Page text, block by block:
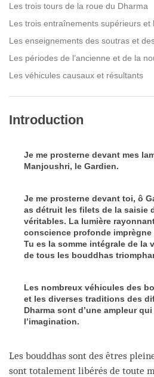
Les trois tours de la roue du Dharma
Les trois entraînements supérieurs et
Les enseignements des soutras et
Les périodes de l’ancienne et de la
Les véhicules causaux et résultants
Introduction
Je me prosterne devant mes
Manjoushri, le Gardien.
Je me prosterne devant toi, ô
as détruit les filets de la saisie
véritables. La lumière
conscience profonde imprègne
Tu es la somme intégrale de la
de tous les bouddhas
Les nombreux véhicules des
et les diverses traditions des
Dharma sont d’une ampleur
l’imagination.
Les bouddhas sont des êtres
sont totalement libérés de toute